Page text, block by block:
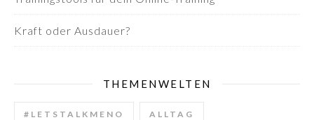
Kraft oder Ausdauer?
THEMENWELTEN
#LETSTALKMENO ALLTAG